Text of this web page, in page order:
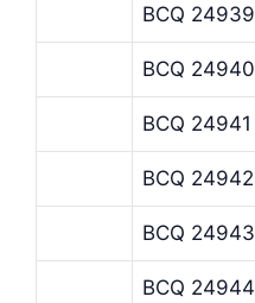
BCQ 24939
BCQ 24940
BCQ 24941
BCQ 24942
BCQ 24943
BCQ 24944